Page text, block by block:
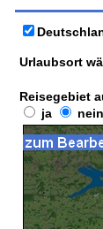
Urlaubsort
Reisegebiet
ja
nein